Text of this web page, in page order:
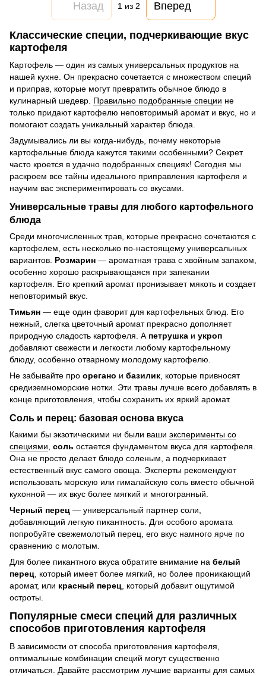
Классические специи, подчеркивающие вкус
картофеля
Картофель — один из самых универсальных продуктов на
нашей кухне. Он прекрасно сочетается с множеством специй
и приправ, которые могут превратить обычное блюдо в
кулинарный шедевр. Правильно подобранные специи не
только придают картофелю неповторимый аромат и вкус, но и
помогают создать уникальный характер блюда.
Задумывались ли вы когда-нибудь, почему некоторые
картофельные блюда кажутся такими особенными? Секрет
часто кроется в удачно подобранных специях! Сегодня мы
раскроем все тайны идеального приправления картофеля и
научим вас экспериментировать со вкусами.
Универсальные травы для любого картофельного
блюда
Среди многочисленных трав, которые прекрасно сочетаются с
картофелем, есть несколько по-настоящему универсальных
вариантов. Розмарин — ароматная трава с хвойным запахом,
особенно хорошо раскрывающаяся при запекании
картофеля. Его крепкий аромат пронизывает мякоть и создает
неповторимый вкус.
Тимьян — еще один фаворит для картофельных блюд. Его
нежный, слегка цветочный аромат прекрасно дополняет
природную сладость картофеля. А петрушка и укроп
добавляют свежести и легкости любому картофельному
блюду, особенно отварному молодому картофелю.
Не забывайте про орегано и базилик , которые привносят
средиземноморские нотки. Эти травы лучше всего добавлять в
конце приготовления, чтобы сохранить их яркий аромат.
Соль и перец: базовая основа вкуса
Какими бы экзотическими ни были ваши эксперименты со
специями соль остается фундаментом вкуса для картофеля.
Она не просто делает блюдо соленым, а подчеркивает
естественный вкус самого овоща. Эксперты рекомендуют
использовать морскую или гималайскую соль вместо обычной
кухонной — их вкус более мягкий и многогранный.
Черный перец — универсальный партнер соли,
добавляющий легкую пикантность. Для особого аромата
попробуйте свежемолотый перец, его вкус намного ярче по
сравнению с молотым.
Для более пикантного вкуса обратите внимание на белый
перец , который имеет более мягкий, но более проникающий
аромат, или красный перец , который добавит ощутимой
остроты.
Популярные смеси специй для различных
способов приготовления картофеля
В зависимости от способа приготовления картофеля,
оптимальные комбинации специй могут существенно
отличаться. Давайте рассмотрим лучшие варианты для самых
Назад 1 из 2 Вперед